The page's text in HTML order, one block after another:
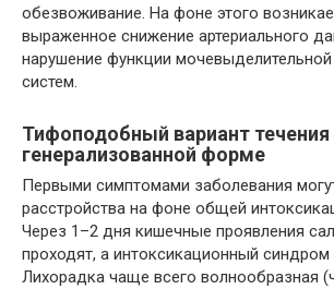
обезвоживание. На фоне этого
выраженное снижение артериального
нарушение функции мочевыделительной
систем.
Тифоподобный вариант течения
генерализованной форме
Первыми симптомами заболевания
расстройства на фоне общей
Через 1–2 дня кишечные проявления
проходят, а интоксикационный синдром
Лихорадка чаще всего волнообразная